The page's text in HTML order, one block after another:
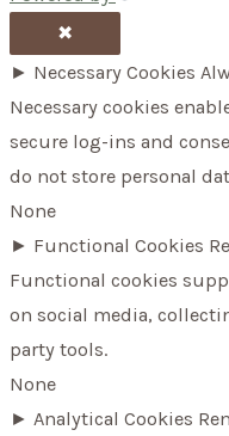
✖
► Necessary Cookies
Necessary cookies
secure log-ins and
do not store personal
None
► Functional Cookies
Functional cookies
on social media,
party tools.
None
► Analytical Cookies